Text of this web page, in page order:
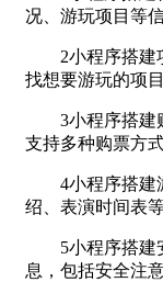
况、游玩项目等信
2小程序搭建项
找想要游玩的项
3小程序搭建购
支持多种购票方
4小程序搭建游
绍、表演时间表
5小程序搭建安
息，包括安全注